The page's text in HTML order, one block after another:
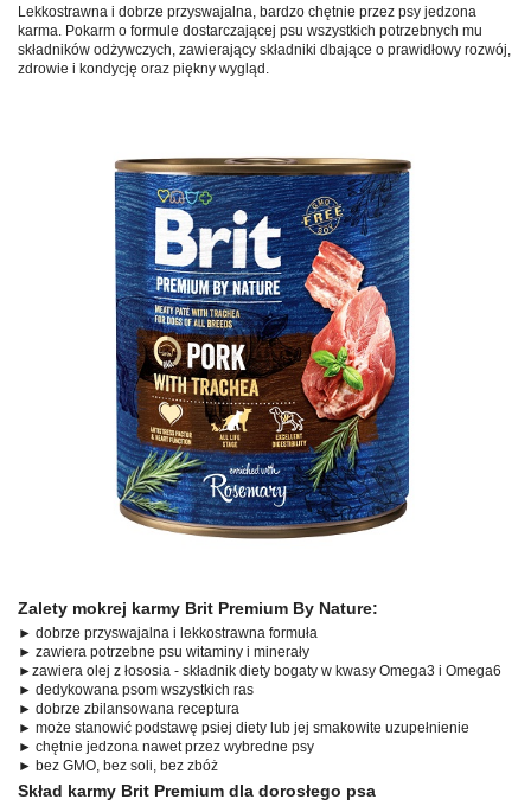
Lekkostrawna i dobrze przyswajalna, bardzo chętnie przez psy jedzona
karma. Pokarm o formule dostarczającej psu wszystkich potrzebnych mu
składników odżywczych, zawierający składniki dbające o prawidłowy rozwój,
zdrowie i kondycję oraz piękny wygląd.
Zalety mokrej karmy Brit Premium By Nature:
► dobrze przyswajalna i lekkostrawna formuła
► zawiera potrzebne psu witaminy i minerały
►zawiera olej z łososia - składnik diety bogaty w kwasy Omega3 i Omega6
► dedykowana psom wszystkich ras
► dobrze zbilansowana receptura
► może stanowić podstawę psiej diety lub jej smakowite uzupełnienie
► chętnie jedzona nawet przez wybredne psy
► bez GMO, bez soli, bez zbóż
Skład karmy Brit Premium dla dorosłego psa